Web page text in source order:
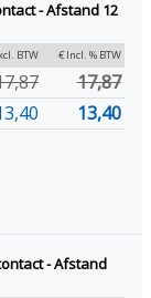
- Afstand 12
BTW € Incl. % BTW
17,87
13,40
- Afstand